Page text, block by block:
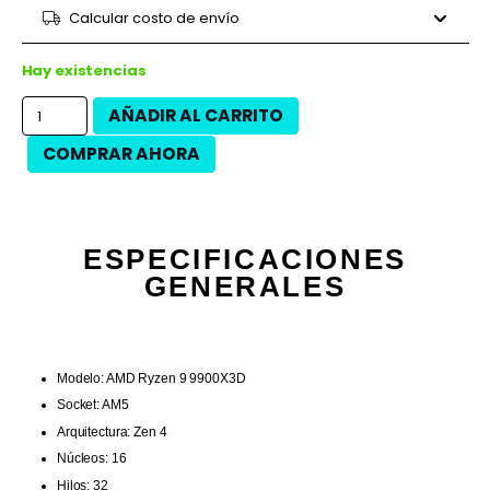
12 cuotas $155.029 $1.860.350
9 cuotasCalcular costo de envío
Hay existencias
AÑADIR AL CARRITO
COMPRAR AHORA
ESPECIFICACIONES
GENERALES
Modelo: AMD Ryzen 9 9900X3D
Socket: AM5
Arquitectura: Zen 4
Núcleos: 16
Hilos: 32